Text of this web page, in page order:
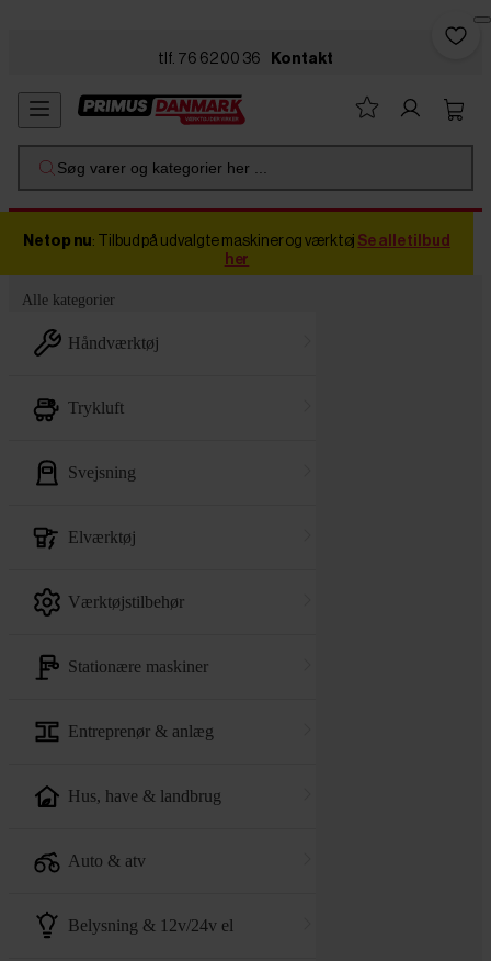
tlf. 76 62 00 36 Kontakt
Søg varer og kategorier her ...
Netop nu: Tilbud på udvalgte maskiner og værktøj Se alle tilbud
her
Alle kategorier
håndværktøj
trykluft
svejsning
elværktøj
værktøjstilbehør
stationære maskiner
entreprenør & anlæg
hus, have & landbrug
auto & atv
belysning & 12v/24v el